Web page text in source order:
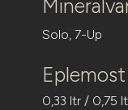
Solo, 7-Up
0,33 ltr / 0,75